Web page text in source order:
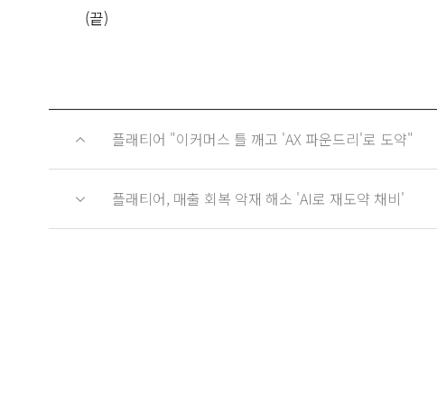
(끝)
플래티어 "이커머스 틀 깨고 'AX 파운드리'로 도약"
플래티어, 매출 회복 악재 해소 'AI로 재도약 채비'